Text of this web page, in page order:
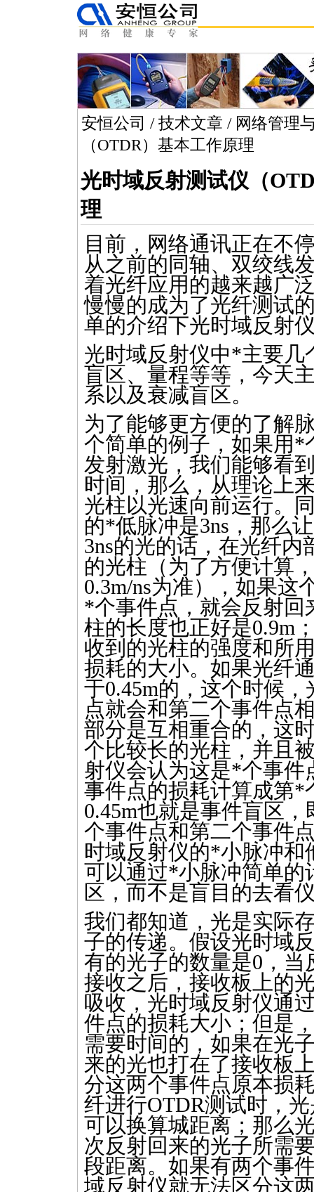
安恒公司 / 技术文章 / 网络管理
（OTDR）基本工作原理
光时域反射测试仪（
理
目前，网络通讯正在不
从之前的同轴、双绞线
着光纤应用的越来越广
慢慢的成为了光纤测试
单的介绍下光时域反射
光时域反射仪中*主要几
盲区、量程等等，今天
系以及衰减盲区。
为了能够更方便的了解
个简单的例子，如果用*
发射激光，我们能够看
时间，那么，从理论上
光柱以光速向前运行。
的*低脉冲是3ns，那么
3ns的光的话，在光纤
的光柱（为了方便计算
0.3m/ns为准），如果这
*个事件点，就会反射回
柱的长度也正好是0.9m
收到的光柱的强度和所
损耗的大小。如果光纤
于0.45m的，这个时候
点就会和第二个事件点
部分是互相重合的，这
个比较长的光柱，并且
射仪会认为这是*个事件
事件点的损耗计算成第*
0.45m也就是事件盲区
个事件点和第二个事件
时域反射仪的*小脉冲和
可以通过*小脉冲简单的
区，而不是盲目的去看
我们都知道，光是实际
子的传递。假设光时域
有的光子的数量是0，当
接收之后，接收板上的
吸收，光时域反射仪通
件点的损耗大小；但是
需要时间的，如果在光
来的光也打在了接收板
分这两个事件点原本损
纤进行OTDR测试时，
可以换算城距离；那么
次反射回来的光子所需
段距离。如果有两个事
域反射仪就无法区分这